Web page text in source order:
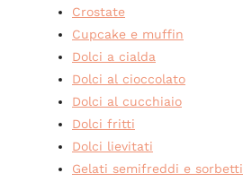
Crostate
Cupcake e muffin
Dolci a cialda
Dolci al cioccolato
Dolci al cucchiaio
Dolci fritti
Dolci lievitati
Gelati semifreddi e sorbetti